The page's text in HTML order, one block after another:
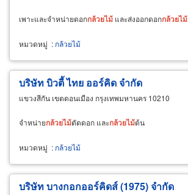
เพาะและจำหน่ายดอกกล้วยไม้ และส่งออกดอกกล้วยไม้
หมวดหมู่ : กล้วยไม้
บริษัท บิวตี้ ไทย ออร์คิด จำกัด
แขวงสีกัน เขตดอนเมือง กรุงเทพมหานคร 10210
จำหน่ายกล้วยไม้ตัดดอก และกล้วยไม้ต้น
หมวดหมู่ : กล้วยไม้
บริษัท บางกอกออร์คิดส์ (1975) จำกัด